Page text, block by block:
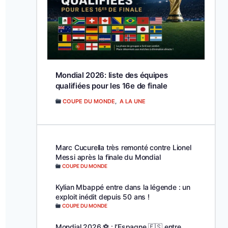
Mondial 2026: liste des équipes
qualifiées pour les 16e de finale
COUPE DU MONDE A LA UNE
Marc Cucurella très remonté contre Lionel
Messi après la finale du Mondial
COUPE DU MONDE
Kylian Mbappé entre dans la légende : un
exploit inédit depuis 50 ans !
COUPE DU MONDE